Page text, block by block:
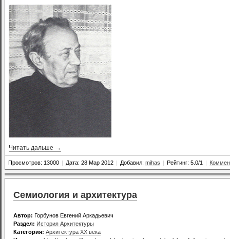
Читать дальше →
Просмотров: 13000 Дата: 28 Мар 2012 Добавил: mihas Рейтинг: 5.0/1
Семиология и архитектура
Автор: Горбунов Евгений Аркадьевич
Раздел: История Архитектуры
Категория: Архитектура XX века